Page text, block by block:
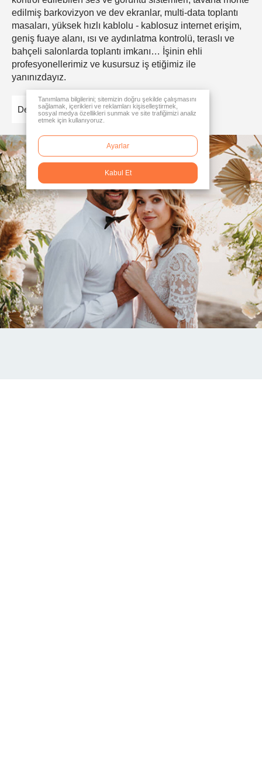
edilmiş barkovizyon ve dev ekranlar, multi-data toplantı
masaları, yüksek hızlı kablolu - kablosuz internet erişim,
geniş fuaye alanı, ısı ve aydınlatma kontrolü, teraslı ve
bahçeli salonlarda toplantı imkanı… İşinin ehli
profesyonellerimiz ve kusursuz iş etiğimiz ile
yanınızdayız.
Detaylar
Tanımlama bilgilerini; sitemizin doğru şekilde çalışmasını
sağlamak, içerikleri ve reklamları kişiselleştirmek,
sosyal medya özellikleri sunmak ve site trafiğimizi analiz
etmek için kullanıyoruz.
Ayarlar
Kabul Et